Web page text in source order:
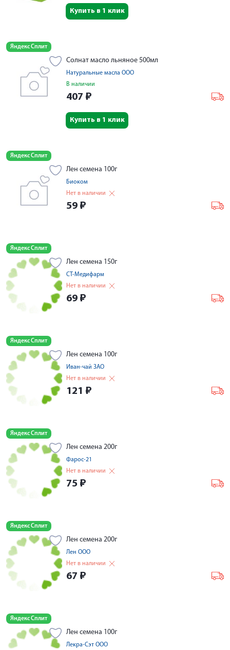
Купить в 1 клик
Яндекс Сплит
Солнат масло льняное 500мл
Натуральные масла ООО
В наличии
407 ₽
Купить в 1 клик
Яндекс Сплит
Лен семена 100г
Биоком
Нет в наличии
59 ₽
Яндекс Сплит
Лен семена 150г
СТ-Медифарм
Нет в наличии
69 ₽
Яндекс Сплит
Лен семена 100г
Иван-чай ЗАО
Нет в наличии
121 ₽
Яндекс Сплит
Лен семена 200г
Фарос-21
Нет в наличии
75 ₽
Яндекс Сплит
Лен семена 200г
Лен ООО
Нет в наличии
67 ₽
Яндекс Сплит
Лен семена 100г
Лекра-Сэт ООО